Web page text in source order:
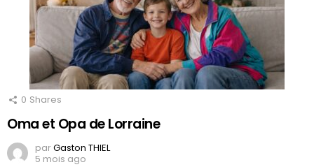
0 Shares
Oma et Opa de Lorraine
parGaston THIEL
5 mois ago